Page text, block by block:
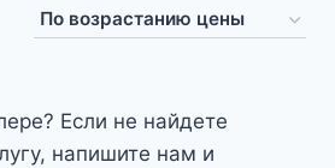
Если не найдете
напишите нам и